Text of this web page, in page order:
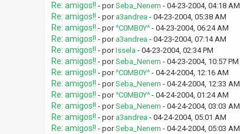
Re: amigos!! - porSeba_Nenem - 04-23-2004, 04:18 AM
Re: amigos!! - por a3andrea - 04-23-2004, 05:38 AM
Re: amigos!! - por^C0MB0Y^- 04-23-2004, 06:24 AM
Re: amigos!! - por a3andrea - 04-23-2004, 07:14 AM
Re: amigos!! - porIssela - 04-23-2004, 02:34 PM
Re: amigos!! - porSeba_Nenem - 04-23-2004, 10:57 PM
Re: amigos!! - por^C0MB0Y^- 04-24-2004, 12:16 AM
Re: amigos!! - porSeba_Nenem - 04-24-2004, 12:33 AM
Re: amigos!! - por^C0MB0Y^- 04-24-2004, 01:24 AM
Re: amigos!! - porSeba_Nenem - 04-24-2004, 03:03 AM
Re: amigos!! - por a3andrea - 04-24-2004, 05:01 AM
Re: amigos!! - porSeba_Nenem - 04-24-2004, 05:03 AM